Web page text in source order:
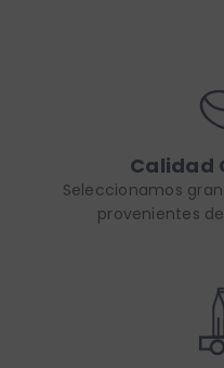
Calidad
Seleccionamos
provenientes